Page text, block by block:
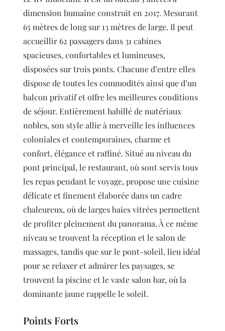
dimension humaine construit en 2017. Mesurant
65 mètres de long sur 13 mètres de large. Il peut
accueillir 62 passagers dans 31 cabines
spacieuses, confortables et lumineuses,
disposées sur trois ponts. Chacune d’entre elles
dispose de toutes les commodités ainsi que d’un
balcon privatif et offre les meilleures conditions
de séjour. Entièrement habillé de matériaux
nobles, son style allie à merveille les influences
coloniales et contemporaines, charme et
confort, élégance et raffiné. Situé au niveau du
pont principal, le restaurant, où sont servis tous
les repas pendant le voyage, propose une cuisine
délicate et finement élaborée dans un cadre
chaleureux, où de larges baies vitrées permettent
de profiter pleinement du panorama. À ce même
niveau se trouvent la réception et le salon de
massages, tandis que sur le pont-soleil, lieu idéal
pour se relaxer et admirer les paysages, se
trouvent la piscine et le vaste salon bar, où la
dominante jaune rappelle le soleil.
Points Forts